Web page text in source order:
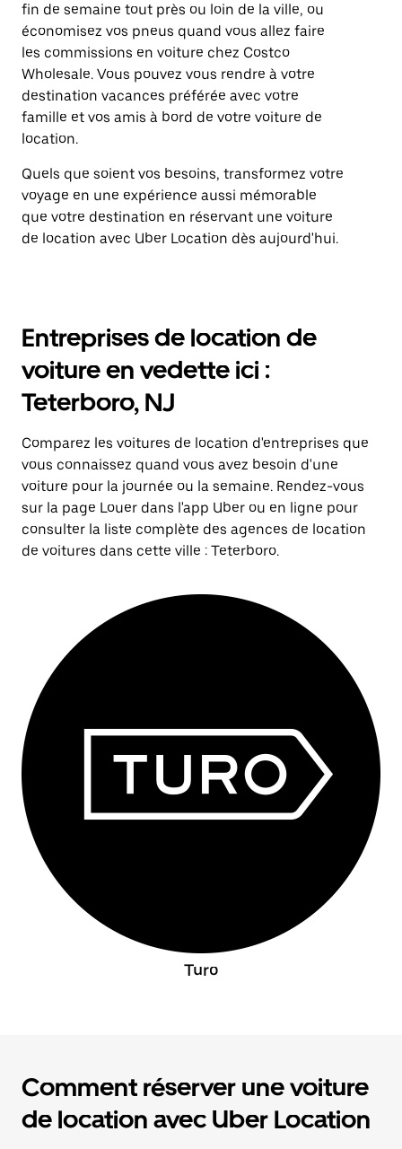
fin de semaine tout près ou loin de la ville, ou
économisez vos pneus quand vous allez faire
les commissions en voiture chez Costco
Wholesale. Vous pouvez vous rendre à votre
destination vacances préférée avec votre
famille et vos amis à bord de votre voiture de
location.
Quels que soient vos besoins, transformez votre
voyage en une expérience aussi mémorable
que votre destination en réservant une voiture
de location avec Uber Location dès aujourd'hui.
Entreprises de location de
voiture en vedette ici :
Teterboro, NJ
Comparez les voitures de location d'entreprises que
vous connaissez quand vous avez besoin d'une
voiture pour la journée ou la semaine. Rendez-vous
sur la page Louer dans l'app Uber ou en ligne pour
consulter la liste complète des agences de location
de voitures dans cette ville : Teterboro.
Turo
Comment réserver une voiture
de location avec Uber Location